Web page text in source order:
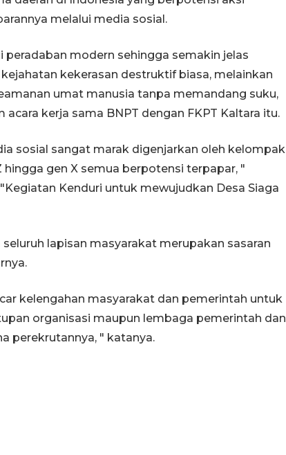
melalui media sosial.
modern sehingga semakin jelas
kekerasan destruktif biasa, melainkan
umat manusia tanpa memandang suku,
acara kerja sama BNPT dengan FKPT Kaltara itu.
sosial sangat marak digenjarkan oleh kelompak
gen X semua berpotensi terpapar, "
Kenduri untuk mewujudkan Desa Siaga
lapisan masyarakat merupakan sasaran
kelengahan masyarakat dan pemerintah untuk
organisasi maupun lembaga pemerintah dan
perekrutannya, " katanya.